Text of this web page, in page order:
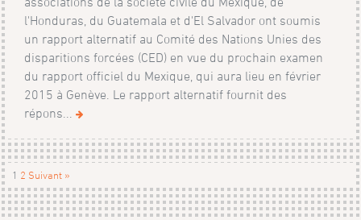
l'Honduras, du Guatemala et d'El Salvador ont soumis
un rapport alternatif au Comité des Nations Unies des
disparitions forcées (CED) en vue du prochain examen
du rapport officiel du Mexique, qui aura lieu en février
2015 à Genève. Le rapport alternatif fournit des
répons...
1 2 Suivant »